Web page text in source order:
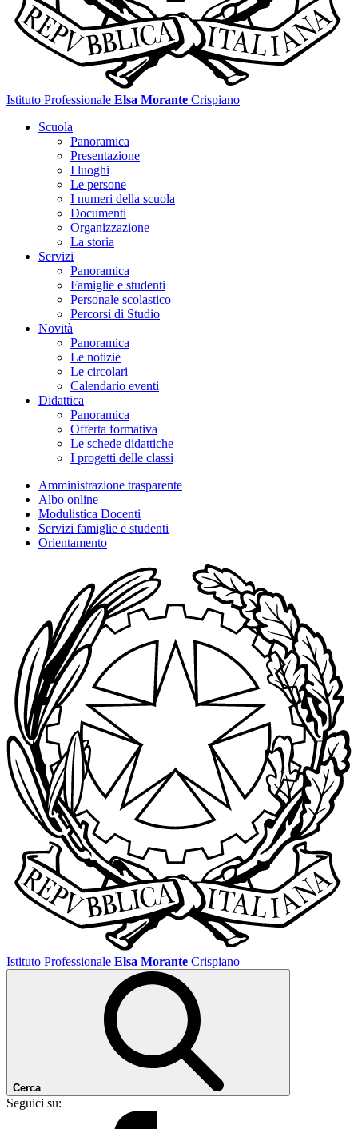
Istituto Professionale Elsa Morante Crispiano
Scuola
Panoramica
Presentazione
I luoghi
Le persone
I numeri della scuola
Documenti
Organizzazione
La storia
Servizi
Panoramica
Famiglie e studenti
Personale scolastico
Percorsi di Studio
Novità
Panoramica
Le notizie
Le circolari
Calendario eventi
Didattica
Panoramica
Offerta formativa
Le schede didattiche
I progetti delle classi
Amministrazione trasparente
Albo online
Modulistica Docenti
Servizi famiglie e studenti
Orientamento
Istituto Professionale Elsa Morante Crispiano
Cerca
Seguici su: